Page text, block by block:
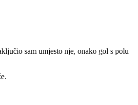
sam umjesto nje, onako gol s polu